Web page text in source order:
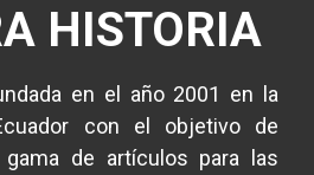
HISTORIA
en el año 2001 en la
con el objetivo de
de artículos para las